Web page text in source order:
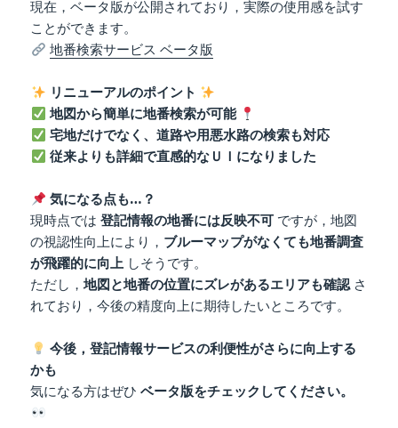
現在，ベータ版が公開されており，実際の使用感を試す
ことができます。
地番検索サービス ベータ版
リニューアルのポイント
地図から簡単に地番検索が可能
宅地だけでなく、道路や用悪水路の検索も対応
従来よりも詳細で直感的なＵＩになりました
気になる点も…？
現時点では登記情報の地番には反映不可 ですが，地図
の視認性向上により， ブルーマップがなくても地番調査
が飛躍的に向上 しそうです。
ただし，地図と地番の位置にズレがあるエリアも確認さ
れており，今後の精度向上に期待したいところです。
今後，登記情報サービスの利便性がさらに向上する
かも
気になる方はぜひベータ版をチェックしてください。